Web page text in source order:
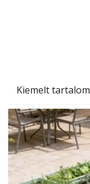
Kiemelt tartalom